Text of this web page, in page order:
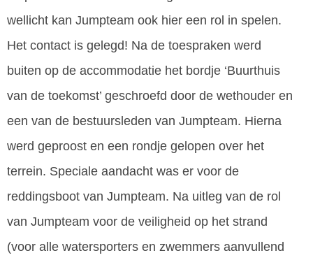
wellicht kan Jumpteam ook hier een rol in spelen.
Het contact is gelegd! Na de toespraken werd
buiten op de accommodatie het bordje ‘Buurthuis
van de toekomst’ geschroefd door de wethouder en
een van de bestuursleden van Jumpteam. Hierna
werd geproost en een rondje gelopen over het
terrein. Speciale aandacht was er voor de
reddingsboot van Jumpteam. Na uitleg van de rol
van Jumpteam voor de veiligheid op het strand
(voor alle watersporters en zwemmers aanvullend